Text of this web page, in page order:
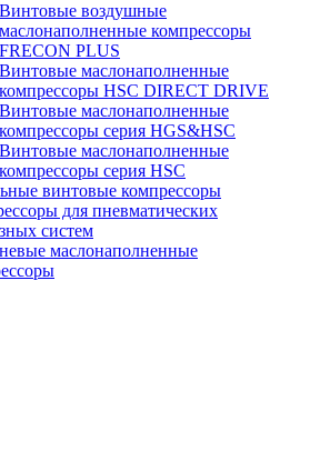
Винтовые воздушные
маслонаполненные компрессоры
FRECON PLUS
Винтовые маслонаполненные
компрессоры HSC DIRECT DRIVE
Винтовые маслонаполненные
компрессоры серия HGS&HSC
Винтовые маслонаполненные
компрессоры серия HSC
винтовые компрессоры
для пневматических
систем
маслонаполненные